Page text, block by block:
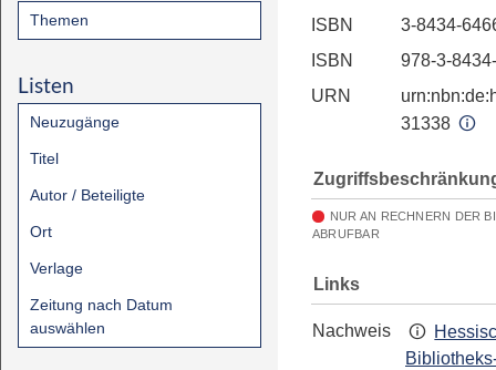
Themen
Listen
Neuzugänge
Titel
Autor / Beteiligte
Ort
Verlage
Zeitung nach Datum
auswählen
ISBN
3-8434-
ISBN
978-3-
URN
31338
NUR AN RECHNERN DER
ABRUFBAR
Links
Nachweis